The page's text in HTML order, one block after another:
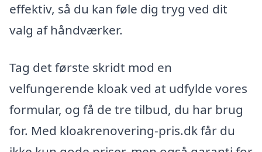
effektiv, så du kan føle dig tryg ved dit
valg af håndværker.
Tag det første skridt mod en
velfungerende kloak ved at udfylde vores
formular, og få de tre tilbud, du har brug
for. Med kloakrenovering-pris.dk får du